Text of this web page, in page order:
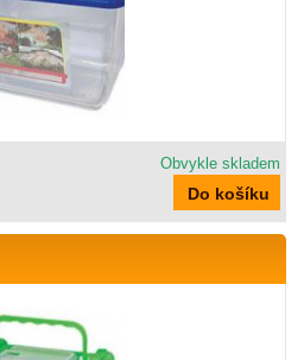
Obvykle skladem